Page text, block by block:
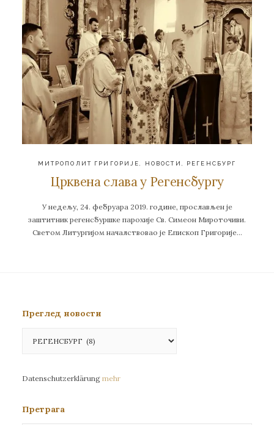
МИТРОПОЛИТ ГРИГОРИЈЕ НОВОСТИ РЕГЕНСБУРГ
Црквена слава у Регенсбургу
У недељу, 24. фебруара 2019. године, прослављен је
заштитник регенсбуршке парохије Св. Симеон Мироточиви.
Светом Литургијом началствовао је Епископ Григорије…
Преглед новости
новости
Datenschutzerklärung mehr
Претрага